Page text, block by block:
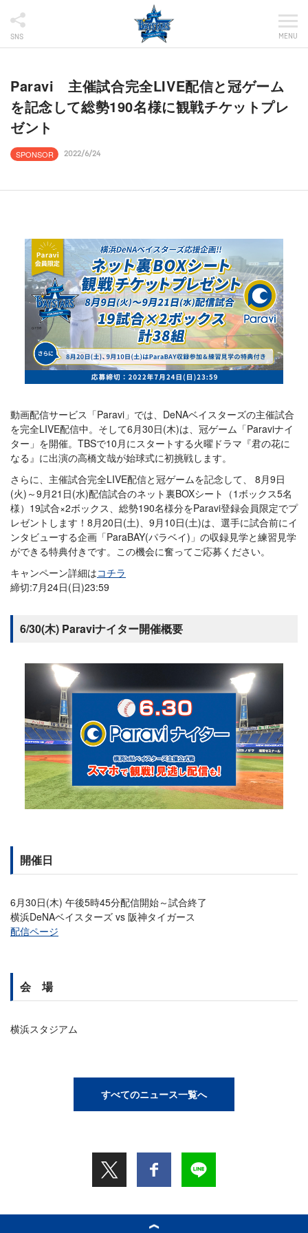
SNS MENU
Paravi 主催試合完全LIVE配信と冠ゲーム
を記念して総勢190名様に観戦チケットプレ
ゼント
SPONSOR 2022/6/24
動画配信サービス「Paravi」では、DeNAベイスターズの主催試合
を完全LIVE配信中。そして6月30日(木)は、冠ゲーム「Paraviナイ
ター」を開催。TBSで10月にスタートする火曜ドラマ『君の花に
なる』に出演の高橋文哉が始球式に初挑戦します。
さらに、主催試合完全LIVE配信と冠ゲームを記念して、 8月9日
(火)～9月21日(水)配信試合のネット裏BOXシート（1ボックス5名
様）19試合×2ボックス、総勢190名様分をParavi登録会員限定でプ
レゼントします！8月20日(土)、9月10日(土)は、選手に試合前にイ
ンタビューする企画「ParaBAY(パラベイ)」の収録見学と練習見学
ができる特典付きです。この機会に奮ってご応募ください。
キャンペーン詳細はコチラ
締切:7月24日(日)23:59
6/30(木) Paraviナイター開催概要
開催日
6月30日(木) 午後5時45分配信開始～試合終了
横浜DeNAベイスターズ vs 阪神タイガース
配信ページ
会 場
横浜スタジアム
すべてのニュース一覧へ